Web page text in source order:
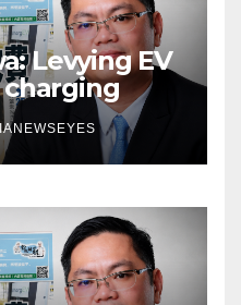
Levying EV
cart before
must